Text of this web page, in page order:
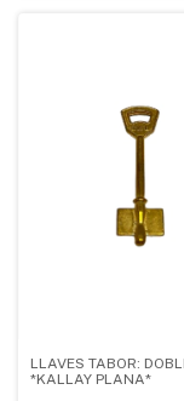
LLAVES TABOR:
*KALLAY PLANA*